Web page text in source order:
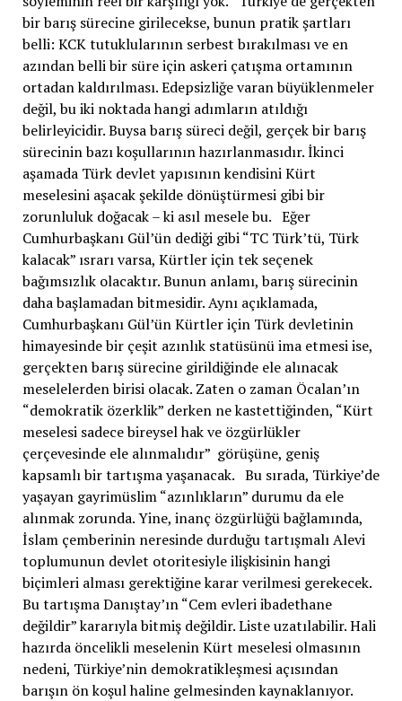
bir barış sürecine girilecekse, bunun pratik şartları
belli: KCK tutuklularının serbest bırakılması ve en
azından belli bir süre için askeri çatışma ortamının
ortadan kaldırılması. Edepsizliğe varan büyüklenmeler
değil, bu iki noktada hangi adımların atıldığı
belirleyicidir. Buysa barış süreci değil, gerçek bir barış
sürecinin bazı koşullarının hazırlanmasıdır. İkinci
aşamada Türk devlet yapısının kendisini Kürt
meselesini aşacak şekilde dönüştürmesi gibi bir
zorunluluk doğacak – ki asıl mesele bu. Eğer
Cumhurbaşkanı Gül’ün dediği gibi “TC Türk’tü, Türk
kalacak” ısrarı varsa, Kürtler için tek seçenek
bağımsızlık olacaktır. Bunun anlamı, barış sürecinin
daha başlamadan bitmesidir. Aynı açıklamada,
Cumhurbaşkanı Gül’ün Kürtler için Türk devletinin
himayesinde bir çeşit azınlık statüsünü ima etmesi ise,
gerçekten barış sürecine girildiğinde ele alınacak
meselelerden birisi olacak. Zaten o zaman Öcalan’ın
“demokratik özerklik” derken ne kastettiğinden, “Kürt
meselesi sadece bireysel hak ve özgürlükler
çerçevesinde ele alınmalıdır” görüşüne, geniş
kapsamlı bir tartışma yaşanacak. Bu sırada, Türkiye’de
yaşayan gayrimüslim “azınlıkların” durumu da ele
alınmak zorunda. Yine, inanç özgürlüğü bağlamında,
İslam çemberinin neresinde durduğu tartışmalı Alevi
toplumunun devlet otoritesiyle ilişkisinin hangi
biçimleri alması gerektiğine karar verilmesi gerekecek.
Bu tartışma Danıştay’ın “Cem evleri ibadethane
değildir” kararıyla bitmiş değildir. Liste uzatılabilir. Hali
hazırda öncelikli meselenin Kürt meselesi olmasının
nedeni, Türkiye’nin demokratikleşmesi açısından
barışın ön koşul haline gelmesinden kaynaklanıyor.